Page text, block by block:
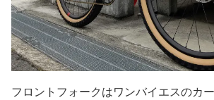
フロントフォークはワンバイエスのカー